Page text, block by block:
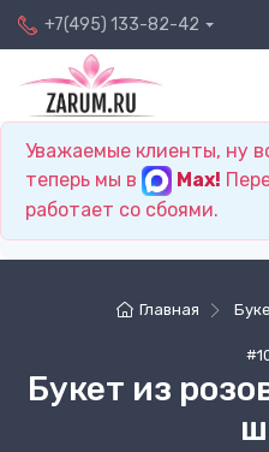
+7(495) 133-82-42
Уважаемые клиенты, ну
теперь мы в
Max!
работает со сбоями.
Главная
Букет из